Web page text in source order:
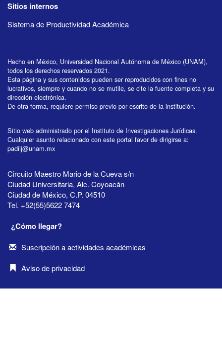
Sitios internos
Sistema de Productividad Académica
Hecho en México, Universidad Nacional Autónoma de México (UNAM),
todos los derechos reservados 2021.
Esta página y sus contenidos pueden ser reproducidos con fines no
lucrativos, siempre y cuando no se mutile, se cite la fuente completa y su
dirección electrónica.
De otra forma, requiere permiso previo por escrito de la institución.
Sitio web administrado por el Instituto de Investigaciones Jurídicas.
Cualquier asunto relacionado con este portal favor de dirigirse a:
padiij@unam.mx
Circuito Maestro Mario de la Cueva s/n
Ciudad Universitaria, Alc. Coyoacán
Ciudad de México, C.P. 04510
Tel. +52(55)5622 7474
¿Cómo llegar?
Suscripción a actividades académicas
Aviso de privacidad